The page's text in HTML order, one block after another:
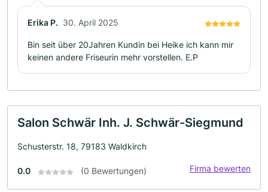
Erika P. 30. April 2025
Bin seit über 20Jahren Kundin bei Heike ich kann mir
keinen andere Friseurin mehr vorstellen. E.P
Salon Schwär Inh. J. Schwär-Siegmund
Schusterstr. 18, 79183 Waldkirch
0.0 (0 Bewertungen) Firma bewerten